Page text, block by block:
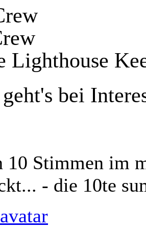
Lighthouse
bei
10 Stimmen im
- die 10te